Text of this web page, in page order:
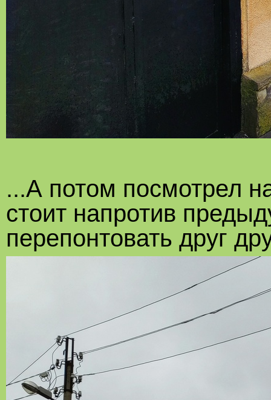
...А потом посмотрел
стоит напротив
перепонтовать друг